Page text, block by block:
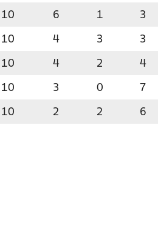
10 6 1 3
10 4 3 3
10 4 2 4
10 3 0 7
10 2 2 6